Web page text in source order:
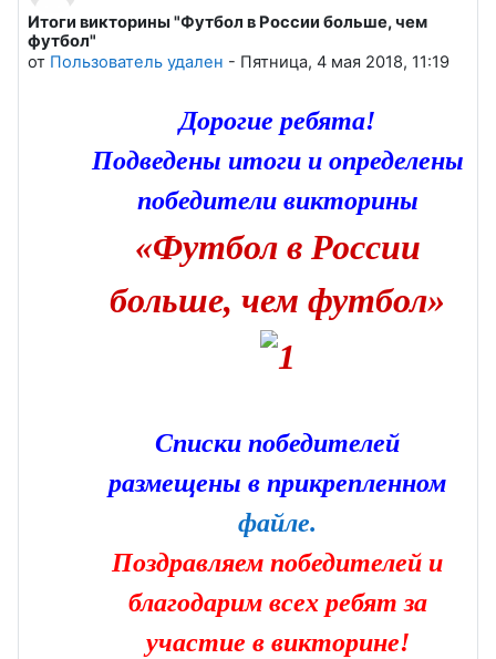
Итоги викторины "Футбол в России больше, чем
футбол"
от Пользователь удален - Пятница, 4 мая 2018, 11:19
Количество ответов: 0
Дорогие ребята!
Подведены итоги и определены
победители викторины
«Футбол в России
больше, чем футбол»
Списки победителей
размещены в прикрепленном
файле.
Поздравляем победителей и
благодарим всех ребят за
участие в викторине!